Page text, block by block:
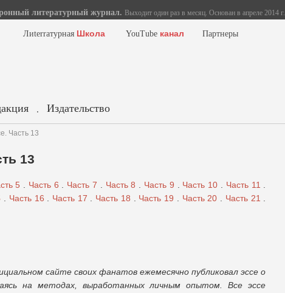
литературный журнал. Выходит один раз в месяц. Основан в апреле 2014 г.
Лиterraтурная Школа YouTube канал Партнеры
. Издательство
Часть 13
13
5 Часть 6 Часть 7 Часть 8 Часть 9 Часть 10 Часть 11
Часть 16 Часть 17 Часть 18 Часть 19 Часть 20 Часть 21
сайте своих фанатов ежемесячно публиковал эссе о
на методах, выработанных личным опытом. Все эссе